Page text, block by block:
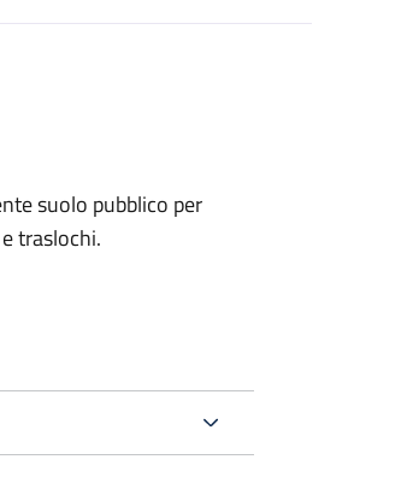
suolo pubblico per
traslochi.